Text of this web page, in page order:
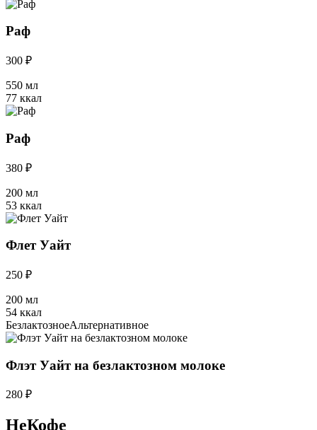
Раф
300 ₽
550 мл
77 ккал
Раф
380 ₽
200 мл
53 ккал
Флет Уайт
250 ₽
200 мл
54 ккал
БезлактозноеАльтернативное
Флэт Уайт на безлактозном молоке
280 ₽
НеКофе